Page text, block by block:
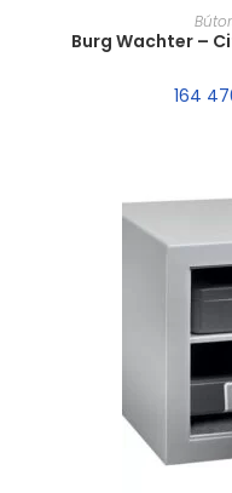
Burg Wachter –
164